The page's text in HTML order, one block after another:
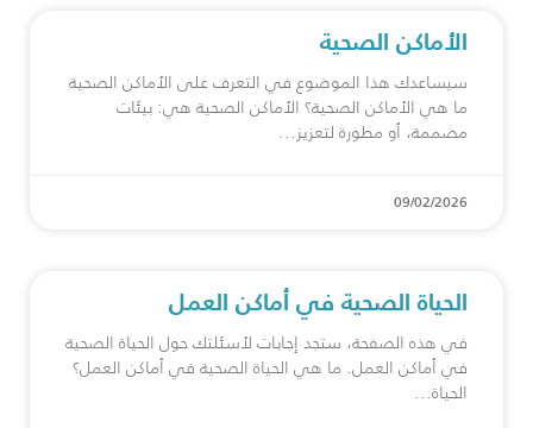
الأماكن الصحية
سيساعدك هذا الموضوع في التعرف على الأماكن الصحية
ما هي الأماكن الصحية؟ الأماكن الصحية هي: بيئات
مصممة، أو مطورة لتعزيز
09/02/2026
الحياة الصحية في أماكن العمل
في هذه الصفحة، ستجد إجابات لأسئلتك حول الحياة الصحية
في أماكن العمل. ما هي الحياة الصحية في أماكن العمل؟
الحياة